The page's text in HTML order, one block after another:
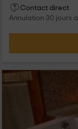
Contact direct
Annulation 30 jours